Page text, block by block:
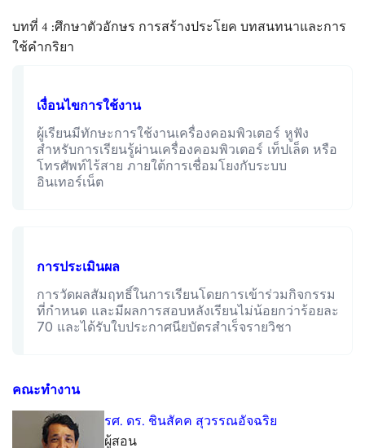
บทที่ 4 :ศึกษาตัวอักษร การสร้างประโยค บทสนทนาและการ
ใช้คำกริยา
เงื่อนไขการใช้งาน
ผู้เรียนมีทักษะการใช้งานเครื่องคอมพิวเตอร์ หูฟัง
สำหรับการเรียนรู้ผ่านเครื่องคอมพิวเตอร์ เท็ปเล็ต หรือ
โทรศัพท์ไร้สาย ภายใต้การเชื่อมโยงกับระบบ
อินเทอร์เน็ต
การประเมินผล
การวัดผลสัมฤทธิ์ในการเรียนโดยการเข้าร่วมกิจกรรม
ที่กำหนด และมีผลการสอบหลังเรียนไม่น้อยกว่าร้อยละ
70 และได้รับใบประกาศนียบัตรสำเร็จรายวิชา
คณะทำงาน
รศ. ดร. ชินสัคค สุวรรณอัจฉริย
ผู้สอน